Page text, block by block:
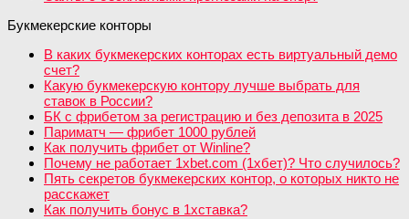
Букмекерские конторы
В каких букмекерских конторах есть виртуальный демо
счет?
Какую букмекерскую контору лучше выбрать для
ставок в России?
БК с фрибетом за регистрацию и без депозита в 2025
Париматч — фрибет 1000 рублей
Как получить фрибет от Winline?
Почему не работает 1xbet.com (1хбет)? Что случилось?
Пять секретов букмекерских контор, о которых никто не
расскажет
Как получить бонус в 1хставка?